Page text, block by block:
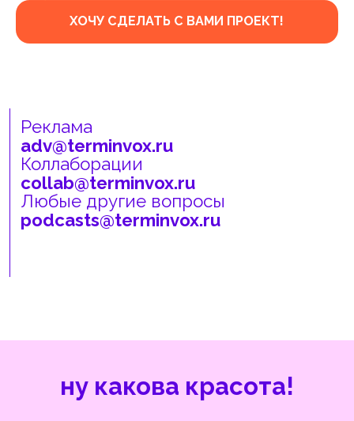
ну какова красота!